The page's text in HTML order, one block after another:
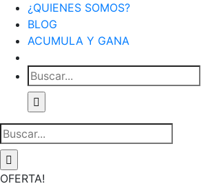
¿QUIENES SOMOS?
BLOG
ACUMULA Y GANA
Buscar:
Buscar:
OFERTA!